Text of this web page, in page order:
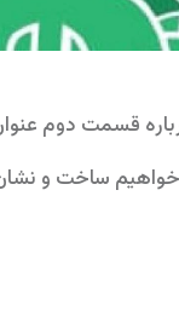
قسمت دوم